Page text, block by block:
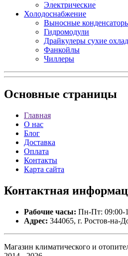
Электрические
Холодоснабжение
Выносные
Гидромодули
Драйкулеры сухие
Фанкойлы
Чиллеры
Основные страницы
Главная
О нас
Блог
Доставка
Оплата
Контакты
Карта сайта
Контактная
Рабочие часы: Пн-Пт: 09:00-
Адрес: 344065, г. Ростов-на-
Магазин климатического и